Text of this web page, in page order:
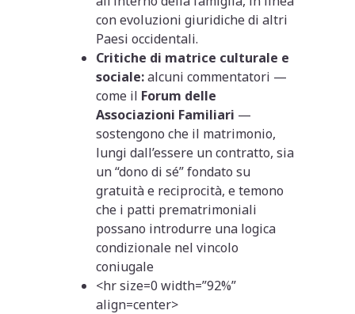
con evoluzioni giuridiche di altri
Paesi occidentali.
Critiche di matrice culturale e
sociale:alcuni commentatori —
come il Forum delle
Associazioni Familiari —
sostengono che il matrimonio,
lungi dall’essere un contratto, sia
un “dono di sé” fondato su
gratuità e reciprocità, e temono
che i patti prematrimoniali
possano introdurre una logica
condizionale nel vincolo
coniugale
<hrsize=0 width=”92%”
align=center>